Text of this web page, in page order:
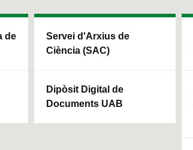
de
Servei d'Arxius de
Ciència (SAC)
Dipòsit Digital de
Documents UAB